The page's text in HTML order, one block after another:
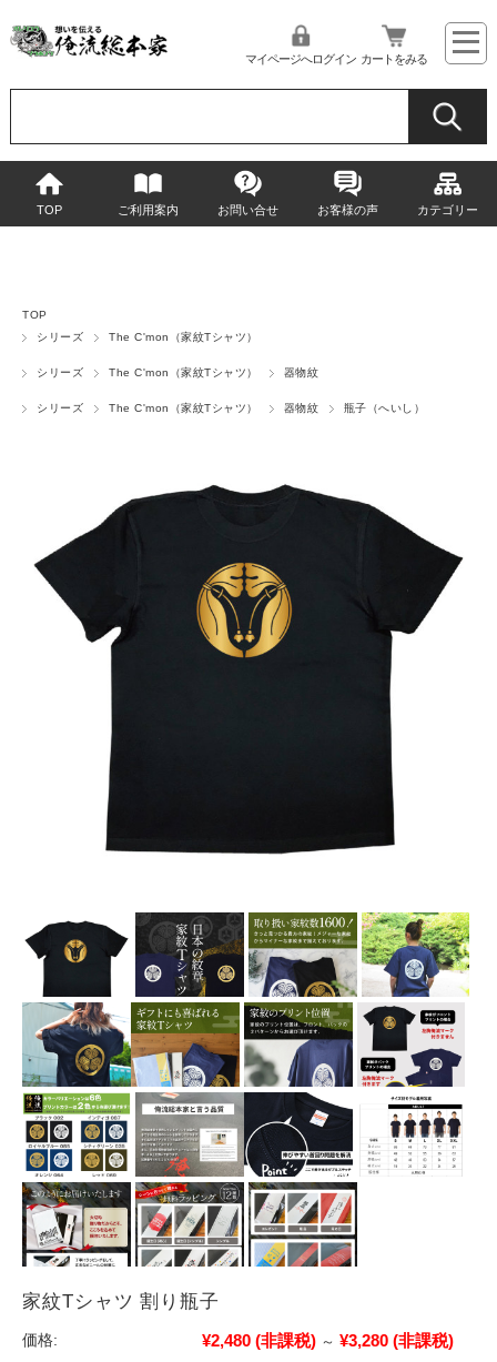
マイページへログイン カートをみる
TOP ご利用案内 お問い合せ お客様の声 カテゴリー
TOP
シリーズ
The C'mon（家紋Tシャツ）
シリーズ The C'mon（家紋Tシャツ） 器物紋
シリーズ The C'mon（家紋Tシャツ） 器物紋 瓶子（へいし）
家紋Tシャツ 割り瓶子
価格: ¥2,480 (非課税) ～ ¥3,280 (非課税)